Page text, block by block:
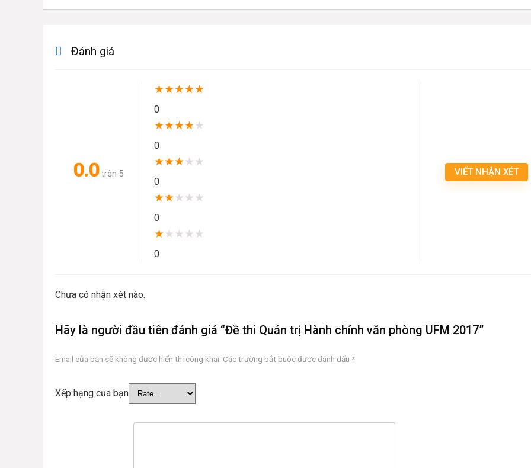
Đánh giá
0.0 trên 5
★★★★★
0
★★★★★
0
★★★★ ★
0
★★★ ★ ★
0
★★ ★ ★ ★
0
VIẾT NHẬN XÉT
Chưa có nhận xét nào.
Hãy là người đầu tiên đánh giá “Đề thi Quản trị Hành chính văn phòng UFM 2017”
Email của bạn sẽ không được hiển thị công khai. Các trường bắt buộc được đánh dấu *
Xếp hạng của bạn